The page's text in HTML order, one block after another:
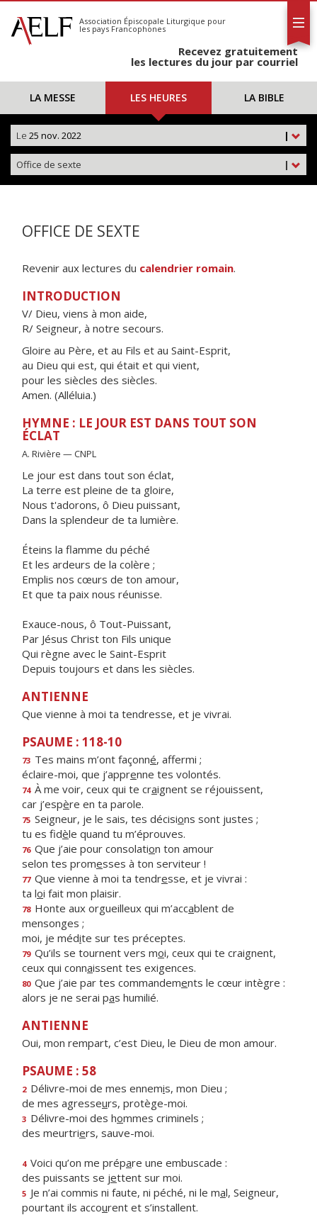
S'abonner
Calendrier
Association Épiscopale Liturgique pour
les pays Francophones
Recevez gratuitement
les lectures du jour par courriel
LA MESSE LES HEURES LA BIBLE
|
Le 25 nov. 2022
|
Office de sexte
OFFICE DE SEXTE
Revenir aux lectures du calendrier romain.
INTRODUCTION
V/ Dieu, viens à mon aide,
R/ Seigneur, à notre secours.
Gloire au Père, et au Fils et au Saint-Esprit,
au Dieu qui est, qui était et qui vient,
pour les siècles des siècles.
Amen. (Alléluia.)
HYMNE : LE JOUR EST DANS TOUT SON
ÉCLAT
A. Rivière — CNPL
Le jour est dans tout son éclat,
La terre est pleine de ta gloire,
Nous t'adorons, ô Dieu puissant,
Dans la splendeur de ta lumière.
Éteins la flamme du péché
Et les ardeurs de la colère ;
Emplis nos cœurs de ton amour,
Et que ta paix nous réunisse.
Exauce-nous, ô Tout-Puissant,
Par Jésus Christ ton Fils unique
Qui règne avec le Saint-Esprit
Depuis toujours et dans les siècles.
ANTIENNE
Que vienne à moi ta tendresse, et je vivrai.
PSAUME : 118-10
73 Tes mains m’ont façonné, affermi ;
éclaire-moi, que j’apprenne tes volontés.
74 À me voir, ceux qui te craignent se réjouissent,
car j’espère en ta parole.
75 Seigneur, je le sais, tes décisions sont justes ;
tu es fidèle quand tu m’éprouves.
76 Que j’aie pour consolation ton amour
selon tes promesses à ton serviteur !
77 Que vienne à moi ta tendresse, et je vivrai :
ta loi fait mon plaisir.
78 Honte aux orgueilleux qui m’accablent de
mensonges ;
moi, je médite sur tes préceptes.
79 Qu’ils se tournent vers moi, ceux qui te craignent,
ceux qui connaissent tes exigences.
80 Que j’aie par tes commandements le cœur intègre :
alors je ne serai pas humilié.
ANTIENNE
Oui, mon rempart, c’est Dieu, le Dieu de mon amour.
PSAUME : 58
2 Délivre-moi de mes ennemis, mon Dieu ;
de mes agresseurs, protège-moi.
3 Délivre-moi des hommes criminels ;
des meurtriers, sauve-moi.
4 Voici qu’on me prépare une embuscade :
des puissants se jettent sur moi.
5 Je n’ai commis ni faute, ni péché, ni le mal, Seigneur,
pourtant ils accourent et s’installent.